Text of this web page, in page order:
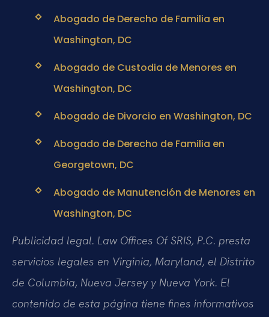
Abogado de Derecho de Familia en
Washington, DC
Abogado de Custodia de Menores en
Washington, DC
Abogado de Divorcio en Washington, DC
Abogado de Derecho de Familia en
Georgetown, DC
Abogado de Manutención de Menores en
Washington, DC
Publicidad legal. Law Offices Of SRIS, P.C. presta
servicios legales en Virginia, Maryland, el Distrito
de Columbia, Nueva Jersey y Nueva York. El
contenido de esta página tiene fines informativos